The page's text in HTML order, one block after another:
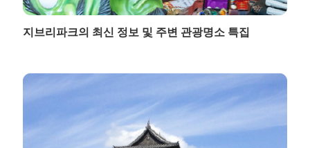
지브리파크의 최신 정보 및 주변 관광명소 특집